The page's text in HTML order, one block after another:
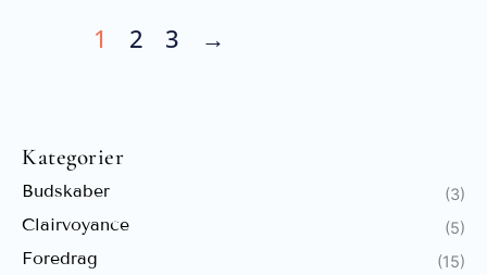
Kategorier
Budskaber (3)
Clairvoyance (5)
Foredrag (15)
1 2 3 →